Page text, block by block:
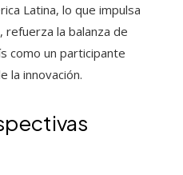
Latina, lo que impulsa
la balanza de
como un participante
la innovación.